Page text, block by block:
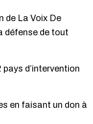
de La Voix De
défense de tout
d’intervention
en faisant un don à